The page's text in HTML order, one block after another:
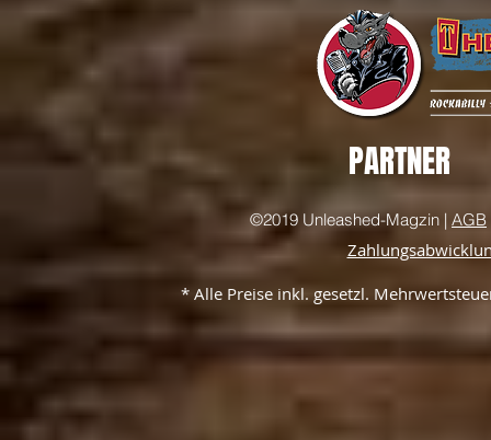
PARTNER
©2019 Unleashed-Magzin | AGB
* Alle Preise inkl. gesetzl.